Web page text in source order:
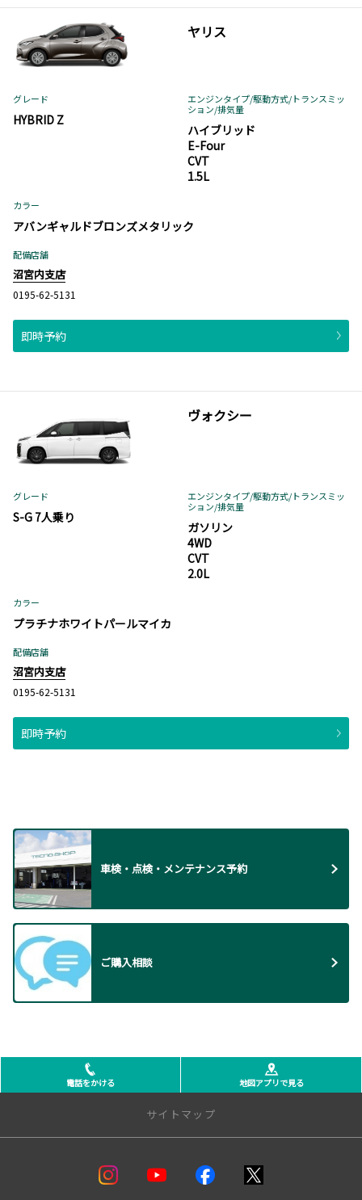
ヤリス
グレード
HYBRID Z
エンジンタイプ/駆動方式/トランスミッ
ション/排気量
ハイブリッド
E-Four
CVT
1.5L
カラー
アバンギャルドブロンズメタリック
配備店舗
沼宮内支店
0195-62-5131
即時予約
ヴォクシー
グレード
S-G 7人乗り
エンジンタイプ/駆動方式/トランスミッ
ション/排気量
ガソリン
4WD
CVT
2.0L
カラー
プラチナホワイトパールマイカ
配備店舗
沼宮内支店
0195-62-5131
即時予約
車検・点検・メンテナンス予約
ご購入相談
電話をかける 地図アプリで見る
サイトマップ